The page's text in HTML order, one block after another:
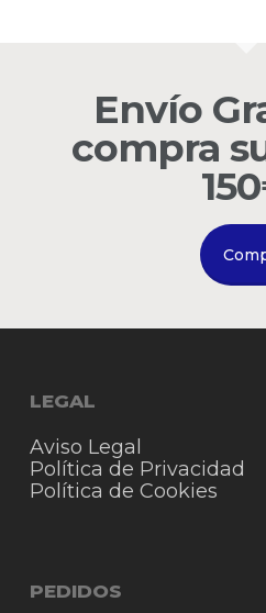
Envío
compra
LEGAL
Aviso Legal
Política de Privacidad
Política de Cookies
PEDIDOS